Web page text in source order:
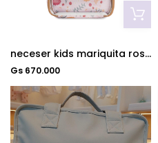
neceser kids mariquita rosa
Gs 670.000